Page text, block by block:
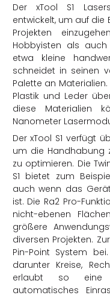
Der xTool S1
entwickelt, um auf die
Projekten
Hobbyisten als auch
etwa kleine
schneidet in seinen
Palette an
Plastik und Leder
diese Materialien
Nanometer
Der xTool S1 verfügt
um die Handhabung
zu optimieren. Die
S1 bietet zum
auch wenn das
ist. Die Ra2 Pro-
nicht-ebenen
größere
diversen Projekten.
Pin-Point System
darunter Kreise,
erlaubt so eine
automatisches